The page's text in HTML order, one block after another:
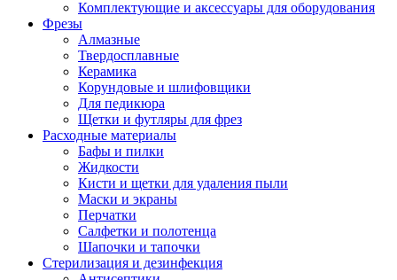
Комплектующие и аксессуары для оборудования
Фрезы
Алмазные
Твердосплавные
Керамика
Корундовые и шлифовщики
Для педикюра
Щетки и футляры для фрез
Расходные материалы
Бафы и пилки
Жидкости
Кисти и щетки для удаления пыли
Маски и экраны
Перчатки
Салфетки и полотенца
Шапочки и тапочки
Стерилизация и дезинфекция